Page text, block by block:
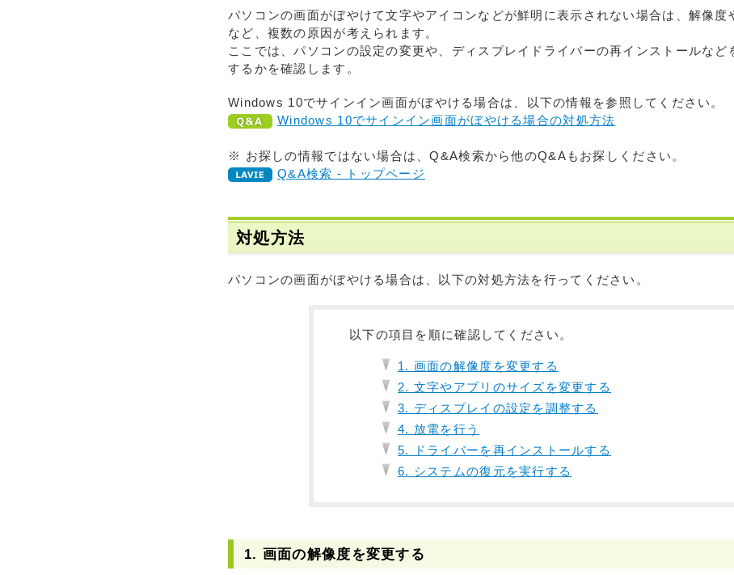
パソコンの画面がぼやけて文字やアイコンなどが鮮明に表示されない場合は、解像度
など、複数の原因が考えられます。
ここでは、パソコンの設定の変更や、ディスプレイドライバーの再インストールなど
するかを確認します。
Windows 10でサインイン画面がぼやける場合は、以下の情報を参照してください。
Windows 10でサインイン画面がぼやける場合の対処方法
※ お探しの情報ではない場合は、Q&A検索から他のQ&Aもお探しください。
Q&A検索 - トップページ
対処方法
パソコンの画面がぼやける場合は、以下の対処方法を行ってください。
以下の項目を順に確認してください。
1. 画面の解像度を変更する
2. 文字やアプリのサイズを変更する
3. ディスプレイの設定を調整する
4. 放電を行う
5. ドライバーを再インストールする
6. システムの復元を実行する
1. 画面の解像度を変更する